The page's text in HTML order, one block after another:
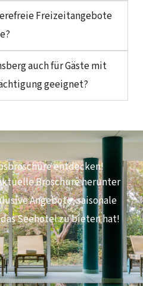
Freizeitangebote
auch für Gäste mit
geeignet?
entdecken!
Broschüre herunter
Angebote, saisonale
Seehotel zu bieten hat!